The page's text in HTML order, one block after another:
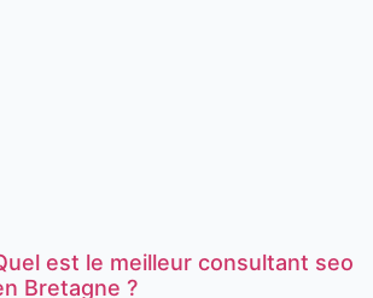
est le meilleur consultant seo
Bretagne ?